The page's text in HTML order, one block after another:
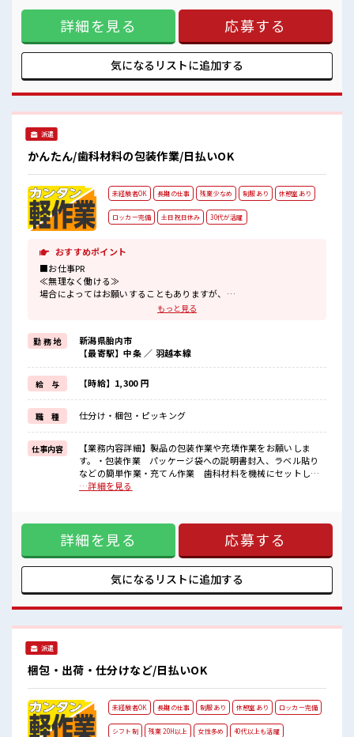
休憩室でホッと一息リフレッシュ！
っかりもうけてあり、メリハリを付けてお仕事ができます
♪※派遣から社員への登用実績あり！ ■お仕事PR ≪自分の時
間も大切≫ 残業はほとんどナシ！ 場合によってはお願いする
こともあります♪ ≪髪型自由≫ 基本的に髪色自由で明るすぎ
たり奇抜でなければOKです！ (規定有)≪機能的な制服アリ≫
制服があるので、 毎日の服装の悩み解消♪ ≪初めての仕事だ
安だけど、 しっかり働く環境が整っています！ イチからスキ
ルUP・ステップUP目指していきましょう！ ≪様々なお仕事
の職場☆ 派手すぎなければ多少のヘアカラーもOKなのはウレ
シイPoint☆ 休憩室でホッと一息リフレッシュ！
詳細を見る 応募する
気になるリストに追加する
派遣
かんたん/歯科材料の包装作業/日払いOK
未経験者OK 長期の仕事 残業少なめ 制服あり 休憩室あり
ロッカー完備 土日祝日休み 30代が活躍
おすすめポイント
■お仕事PR
≪無理なく働ける≫
場合によってはお願いすることもありますが、
週末は家族や友人と一緒にプライベート満喫！
制服があると毎日の服選びに悩まずOK♪
≪未経験の方も大カンゲイ≫
新しいことにチャレンジするのは不安だけど、
しっかり働く環境が整っています！
イチからスキルUP・ステップUP目指していきましょう！
≪自分に合った期間で働ける≫
福利厚生が整った派遣のお仕事です！
■職場の雰囲気
休憩室で楽しくおしゃべり！
ストレス解消☆
持ち物が多いあなたにもぴったり☆
もっと見る
勤 務 地
新潟県胎内市
【最寄駅】中条 ／ 羽越本線
給 与 【時給】1,300 円
職 種 仕分け・梱包・ピッキング
仕事内容
【業務内容詳細】製品の包装作業や充填作業をお願いしま
す。・包装作業 パッケージ袋への説明書封入、ラベル貼り
などの簡単作業・充てん作業 歯科材料を機械にセットし、
充てん完了後に取り出 その後、重さのチェック【取扱製品
休2日制≫ 週末は家族や友人と一緒にプライベート満喫！ 制
服があると毎日の服選びに悩まずOK♪ ≪未経験の方も大カン
ゲイ≫ 新しいことにチャレンジするのは不安だけど、 しっか
り働く環境が整っています！ イチからスキルUP・ステップ
UP目指していきましょう！ ≪自分に合った期間で働ける≫ 福
利厚生が整った派遣のお仕事です！ ■職場の雰囲気 休憩室で
ぴったり☆ ロッカー付き職場♪ 残業はほとんどありません！
…詳細を見る
詳細を見る 応募する
気になるリストに追加する
派遣
梱包・出荷・仕分けなど/日払いOK
未経験者OK 長期の仕事 制服あり 休憩室あり ロッカー完備
シフト制 残業 20H以上 女性多め 40代以上も活躍